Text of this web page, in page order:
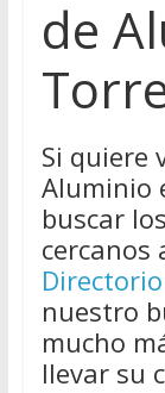
de
Si quiere
Aluminio
buscar
cercanos
nuestro
mucho
llevar su